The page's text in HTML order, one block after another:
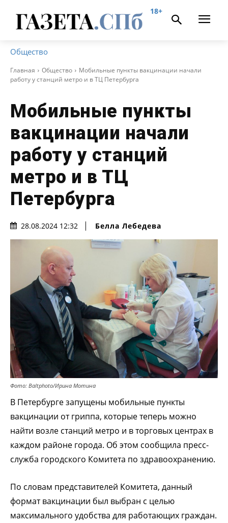
18+
Общество
Главная Общество
Мобильные пункты вакцинации начали
работу у станций метро и в ТЦ Петербурга
Мобильные пункты
вакцинации начали
работу у станций
метро и в ТЦ
Петербурга
28.08.2024 12:32 Белла Лебедева
Фото: Baltphoto/Ирина Мотина
В Петербурге запущены мобильные пункты
вакцинации от гриппа, которые теперь можно
найти возле станций метро и в торговых центрах в
каждом районе города. Об этом сообщила пресс-
служба городского Комитета по здравоохранению.
По словам представителей Комитета, данный
формат вакцинации был выбран с целью
максимального удобства для работающих граждан.